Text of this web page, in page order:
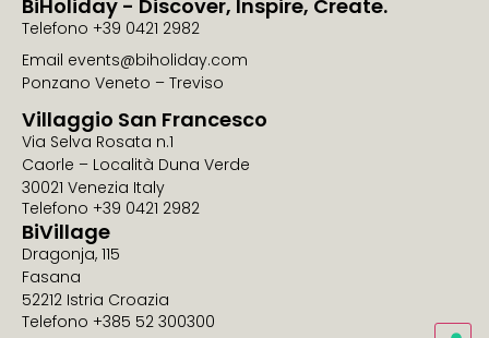
BiHoliday - Discover, Inspire, Create.
Telefono +39 0421 2982
Email events@biholiday.com
Ponzano Veneto – Treviso
Villaggio San Francesco
Via Selva Rosata n.1
Caorle – Località Duna Verde
30021 Venezia Italy
Telefono +39 0421 2982
BiVillage
Dragonja, 115
Fasana
52212 Istria Croazia
Telefono +385 52 300300